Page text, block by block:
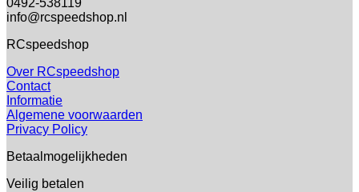
0492-538119
info@rcspeedshop.nl
RCspeedshop
Over RCspeedshop
Contact
Informatie
Algemene voorwaarden
Privacy Policy
Betaalmogelijkheden
Veilig betalen